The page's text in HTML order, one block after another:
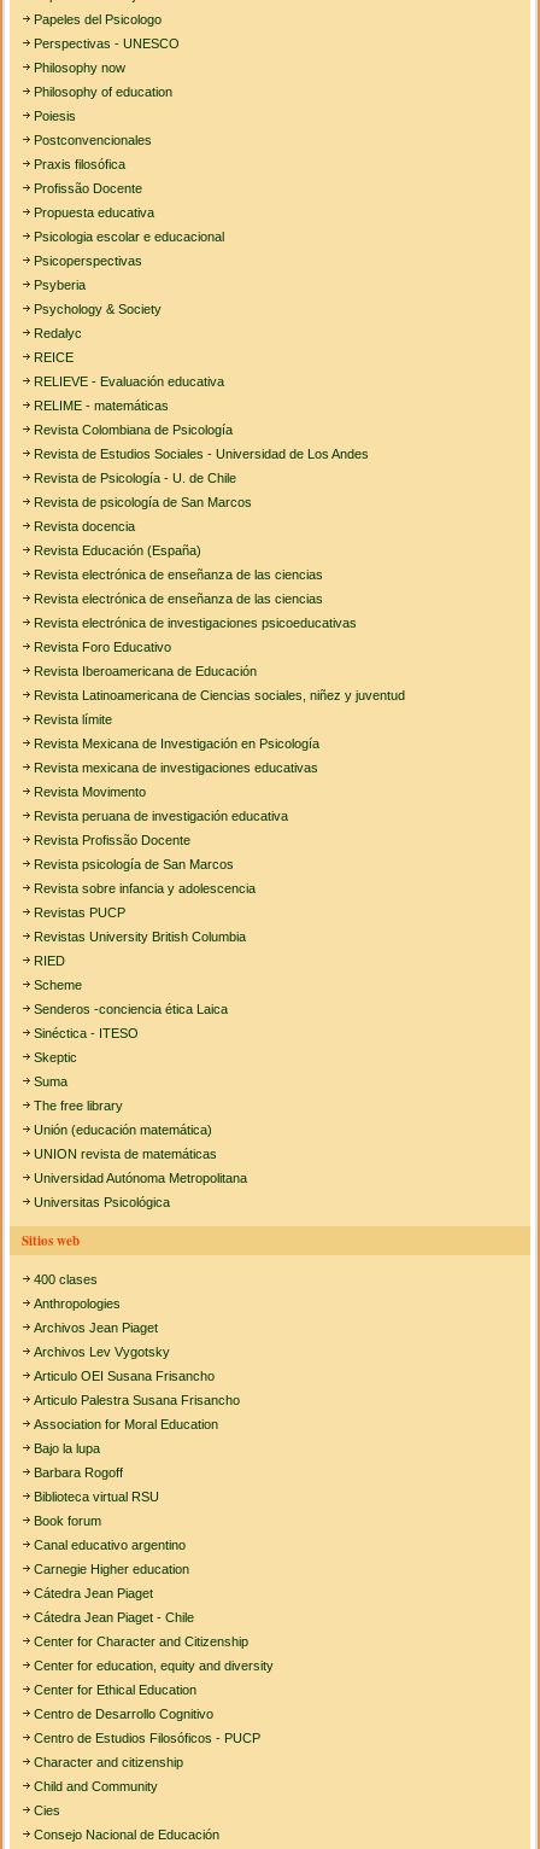
Papeles del Psicologo
Perspectivas - UNESCO
Philosophy now
Philosophy of education
Poiesis
Postconvencionales
Praxis filosófica
Profissão Docente
Propuesta educativa
Psicologia escolar e educacional
Psicoperspectivas
Psyberia
Psychology & Society
Redalyc
REICE
RELIEVE - Evaluación educativa
RELIME - matemáticas
Revista Colombiana de Psicología
Revista de Estudios Sociales - Universidad de Los Andes
Revista de Psicología - U. de Chile
Revista de psicología de San Marcos
Revista docencia
Revista Educación (España)
Revista electrónica de enseñanza de las ciencias
Revista electrónica de enseñanza de las ciencias
Revista electrónica de investigaciones psicoeducativas
Revista Foro Educativo
Revista Iberoamericana de Educación
Revista Latinoamericana de Ciencias sociales, niñez y juventud
Revista límite
Revista Mexicana de Investigación en Psicología
Revista mexicana de investigaciones educativas
Revista Movimento
Revista peruana de investigación educativa
Revista Profissão Docente
Revista psicología de San Marcos
Revista sobre infancia y adolescencia
Revistas PUCP
Revistas University British Columbia
RIED
Scheme
Senderos -conciencia ética Laica
Sinéctica - ITESO
Skeptic
Suma
The free library
Unión (educación matemática)
UNION revista de matemáticas
Universidad Autónoma Metropolitana
Universitas Psicológica
Sitios web
400 clases
Anthropologies
Archivos Jean Piaget
Archivos Lev Vygotsky
Articulo OEI Susana Frisancho
Articulo Palestra Susana Frisancho
Association for Moral Education
Bajo la lupa
Barbara Rogoff
Biblioteca virtual RSU
Book forum
Canal educativo argentino
Carnegie Higher education
Cátedra Jean Piaget
Cátedra Jean Piaget - Chile
Center for Character and Citizenship
Center for education, equity and diversity
Center for Ethical Education
Centro de Desarrollo Cognitivo
Centro de Estudios Filosóficos - PUCP
Character and citizenship
Child and Community
Cies
Consejo Nacional de Educación